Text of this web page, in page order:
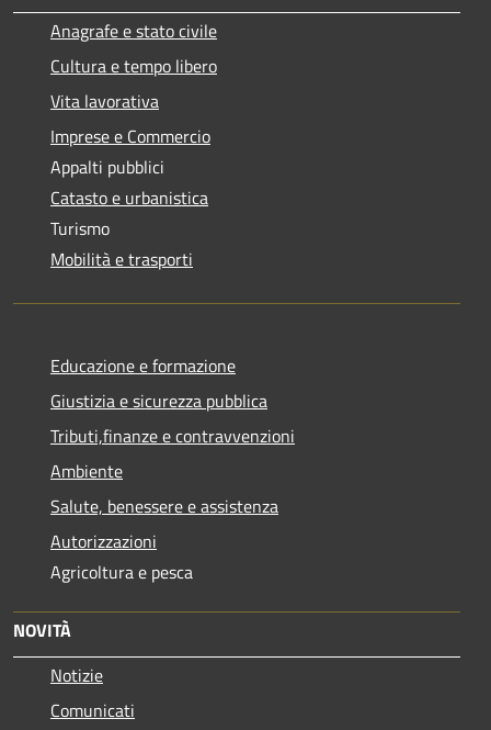
Anagrafe e stato civile
Cultura e tempo libero
Vita lavorativa
Imprese e Commercio
Appalti pubblici
Catasto e urbanistica
Turismo
Mobilità e trasporti
Educazione e formazione
Giustizia e sicurezza pubblica
Tributi,finanze e contravvenzioni
Ambiente
Salute, benessere e assistenza
Autorizzazioni
Agricoltura e pesca
NOVITÀ
Notizie
Comunicati